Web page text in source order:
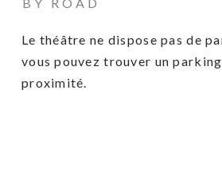
BY ROAD
Le théâtre ne dispose pas de
vous pouvez trouver un
proximité.